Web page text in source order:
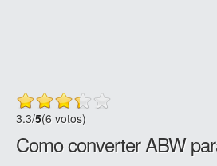
3.3/5(6 votos)
Como converter ABW